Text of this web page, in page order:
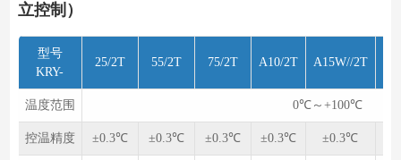
立控制）
型号
KRY-
25/2T 55/2T 75/2T A10/2T A15W//2T
温度范围 0℃～+100℃
控温精度 ±0.3℃ ±0.3℃ ±0.3℃ ±0.3℃ ±0.3℃